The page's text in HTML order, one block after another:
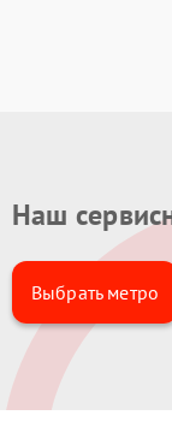
Наш
Выбрать метро